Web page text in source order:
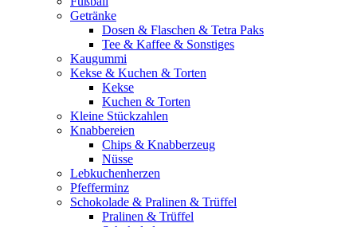
Getränke
Dosen & Flaschen & Tetra Paks
Tee & Kaffee & Sonstiges
Kaugummi
Kekse & Kuchen & Torten
Kekse
Kuchen & Torten
Kleine Stückzahlen
Knabbereien
Chips & Knabberzeug
Nüsse
Lebkuchenherzen
Pfefferminz
Schokolade & Pralinen & Trüffel
Pralinen & Trüffel